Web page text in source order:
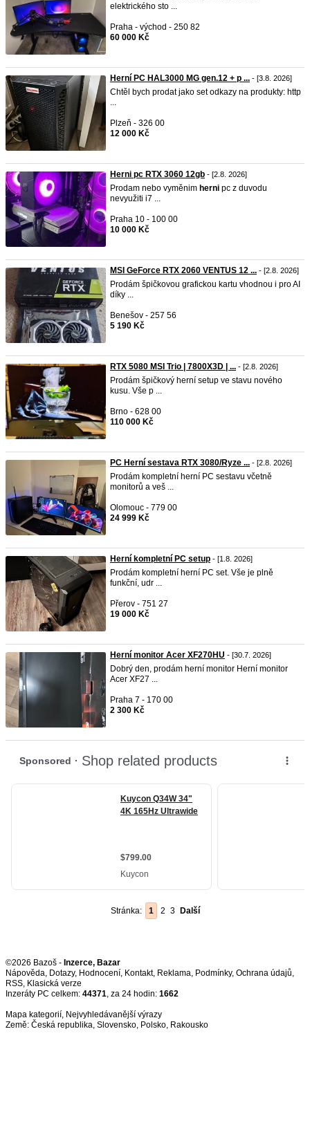
elektrického sto ...
Praha - východ - 250 82
60 000 Kč
Herní PC HAL3000 MG gen.12 + p ... - [3.8. 2026]
Chtěl bych prodat jako set odkazy na produkty: http
...
Plzeň - 326 00
12 000 Kč
Herni pc RTX 3060 12gb - [2.8. 2026]
Prodam nebo vyměnim herni pc z duvodu
nevyužiti i7 ...
Praha 10 - 100 00
10 000 Kč
MSI GeForce RTX 2060 VENTUS 12 ... - [2.8. 2026]
Prodám špičkovou grafickou kartu vhodnou i pro AI
díky ...
Benešov - 257 56
5 190 Kč
RTX 5080 MSI Trio | 7800X3D | ... - [2.8. 2026]
Prodám špičkový herní setup ve stavu nového
kusu. Vše p ...
Brno - 628 00
110 000 Kč
PC Herní sestava RTX 3080/Ryze ... - [2.8. 2026]
Prodám kompletní herní PC sestavu včetně
monitorů a veš ...
Olomouc - 779 00
24 999 Kč
Herní kompletní PC setup - [1.8. 2026]
Prodám kompletní herní PC set. Vše je plně
funkční, udr ...
Přerov - 751 27
19 000 Kč
Herní monitor Acer XF270HU - [30.7. 2026]
Dobrý den, prodám herní monitor Herní monitor
Acer XF27 ...
Praha 7 - 170 00
2 300 Kč
Stránka: 1 2 3 Další
©2026 Bazoš - Inzerce, Bazar
Nápověda, Dotazy, Hodnocení, Kontakt, Reklama, Podmínky, Ochrana údajů,
RSS,
Inzeráty PC celkem: 44371, za 24 hodin: 1662
Mapa kategorií, Nejvyhledávanější výrazy
Země: Česká republika, Slovensko, Polsko, Rakousko